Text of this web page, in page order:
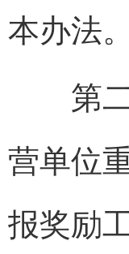
本办法。
第二
营单位
报奖励